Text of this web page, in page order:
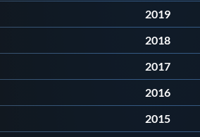
Mappa del sito
2019
2018
2017
2016
2015